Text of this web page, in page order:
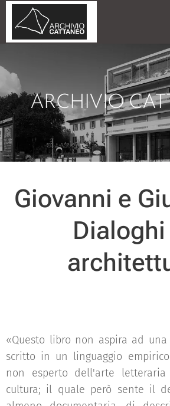
ARCHIVIO
Giovanni e
Dialoghi
«Questo libro non aspira ad
scritto in un linguaggio
non esperto dell'arte
cultura; il quale però sente il